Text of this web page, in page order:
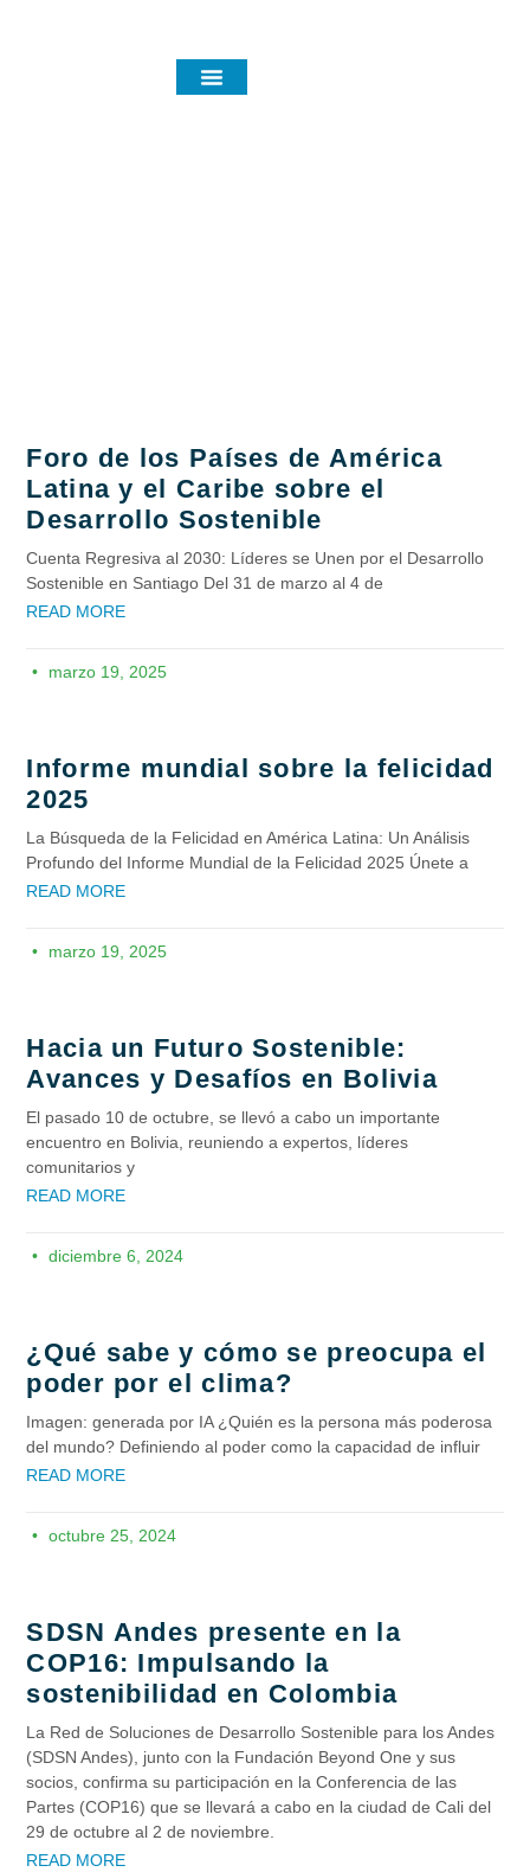
Foro de los Países de América
Latina y el Caribe sobre el
Desarrollo Sostenible
Cuenta Regresiva al 2030: Líderes se Unen por el Desarrollo
Sostenible en Santiago Del 31 de marzo al 4 de
READ MORE
marzo 19, 2025
Informe mundial sobre la felicidad
2025
La Búsqueda de la Felicidad en América Latina: Un Análisis
Profundo del Informe Mundial de la Felicidad 2025 Únete a
READ MORE
marzo 19, 2025
Hacia un Futuro Sostenible:
Avances y Desafíos en Bolivia
El pasado 10 de octubre, se llevó a cabo un importante
encuentro en Bolivia, reuniendo a expertos, líderes
comunitarios y
READ MORE
diciembre 6, 2024
¿Qué sabe y cómo se preocupa el
poder por el clima?
Imagen: generada por IA ¿Quién es la persona más poderosa
del mundo? Definiendo al poder como la capacidad de influir
READ MORE
octubre 25, 2024
SDSN Andes presente en la
COP16: Impulsando la
sostenibilidad en Colombia
La Red de Soluciones de Desarrollo Sostenible para los Andes
(SDSN Andes), junto con la Fundación Beyond One y sus
socios, confirma su participación en la Conferencia de las
Partes (COP16) que se llevará a cabo en la ciudad de Cali del
29 de octubre al 2 de noviembre.
READ MORE